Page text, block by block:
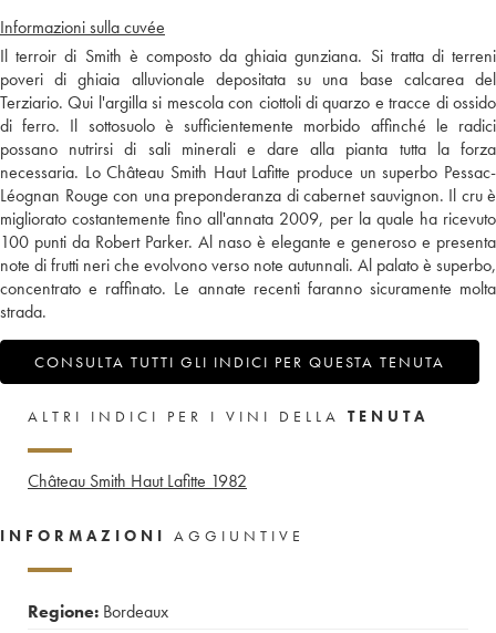
Informazioni sulla cuvée
Il terroir di Smith è composto da ghiaia gunziana. Si tratta di terreni
poveri di ghiaia alluvionale depositata su una base calcarea del
Terziario. Qui l'argilla si mescola con ciottoli di quarzo e tracce di ossido
di ferro. Il sottosuolo è sufficientemente morbido affinché le radici
possano nutrirsi di sali minerali e dare alla pianta tutta la forza
necessaria. Lo Château Smith Haut Lafitte produce un superbo Pessac-
Léognan Rouge con una preponderanza di cabernet sauvignon. Il cru è
migliorato costantemente fino all'annata 2009, per la quale ha ricevuto
100 punti da Robert Parker. Al naso è elegante e generoso e presenta
note di frutti neri che evolvono verso note autunnali. Al palato è superbo,
concentrato e raffinato. Le annate recenti faranno sicuramente molta
strada.
CONSULTA TUTTI GLI INDICI PER QUESTA TENUTA
ALTRI INDICI PER I VINI DELLA TENUTA
Château Smith Haut Lafitte 1982
INFORMAZIONI AGGIUNTIVE
Regione: Bordeaux